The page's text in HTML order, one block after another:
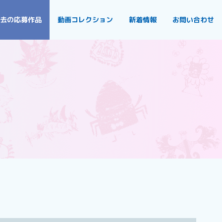
の応募作品 動画コレクション 新着情報 お問い合わせ